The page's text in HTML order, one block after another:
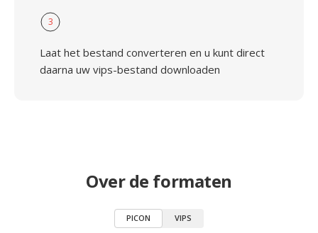
3
Laat het bestand converteren en u kunt direct
daarna uw vips-bestand downloaden
Over de formaten
PICON VIPS